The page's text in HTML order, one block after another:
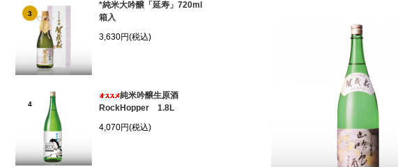
3
*純米大吟醸「延寿」720ml
箱入
3,630円(税込)
4
純米吟醸生原酒
RockHopper 1.8L
4,070円(税込)